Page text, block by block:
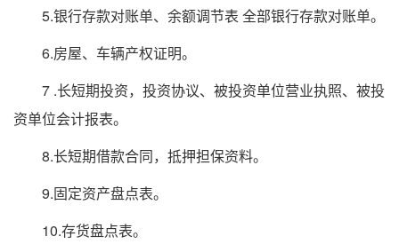
5.银行存款对账单、余额调节表 全部银行存款对账单。
6.房屋、车辆产权证明。
7 .长短期投资，投资协议、被投资单位营业执照、被投
资单位会计报表。
8.长短期借款合同，抵押担保资料。
9.固定资产盘点表。
10.存货盘点表。